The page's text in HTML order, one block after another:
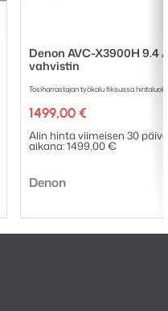
joustavan vaihtoehdon
laajennettavaan
Denon AVC-X3900H 9.4
vahvistin
Tosiharrastajan työkalu fiksussa
1499,00 €
Alin hinta viimeisen 30
aikana:1499,00€
Tuotemerkki:
Denon